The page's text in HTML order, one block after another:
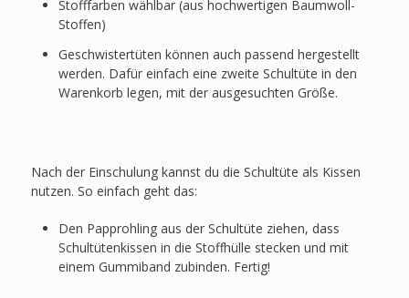
Stofffarben wählbar (aus hochwertigen Baumwoll-
Stoffen)
Geschwistertüten können auch passend hergestellt
werden. Dafür einfach eine zweite Schultüte in den
Warenkorb legen, mit der ausgesuchten Größe.
Nach der Einschulung kannst du die Schultüte als Kissen
nutzen. So einfach geht das:
Den Papprohling aus der Schultüte ziehen, dass
Schultütenkissen in die Stoffhülle stecken und mit
einem Gummiband zubinden. Fertig!